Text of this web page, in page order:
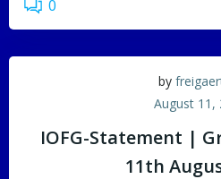
0
by
August 11,
IOFG-Statement |
11th